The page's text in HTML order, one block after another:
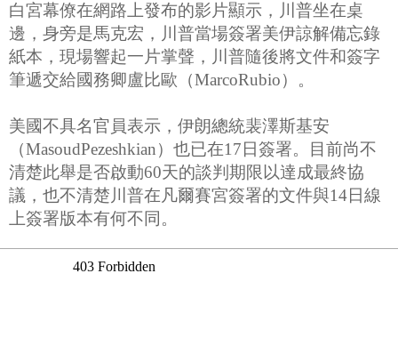
白宮幕僚在網路上發布的影片顯示，川普坐在桌
邊，身旁是馬克宏，川普當場簽署美伊諒解備忘錄
紙本，現場響起一片掌聲，川普隨後將文件和簽字
筆遞交給國務卿盧比歐（MarcoRubio）。
美國不具名官員表示，伊朗總統裴澤斯基安
（MasoudPezeshkian）也已在17日簽署。目前尚不
清楚此舉是否啟動60天的談判期限以達成最終協
議，也不清楚川普在凡爾賽宮簽署的文件與14日線
上簽署版本有何不同。